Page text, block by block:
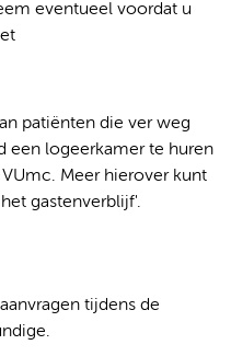
eventueel voordat u
patiënten die ver weg
een logeerkamer te huren
Meer hierover kunt
gastenverblijf'.
tijdens de